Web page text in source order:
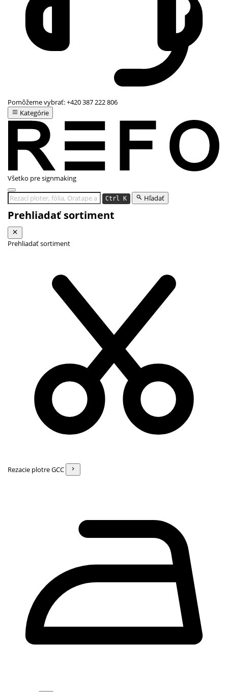
Pomôžeme vybrať:+420 387 222 806
Kategórie
Všetko pre signmaking
Ctrl K Hľadať
Prehliadať sortiment
Prehliadať sortiment
Rezacie plotre GCC